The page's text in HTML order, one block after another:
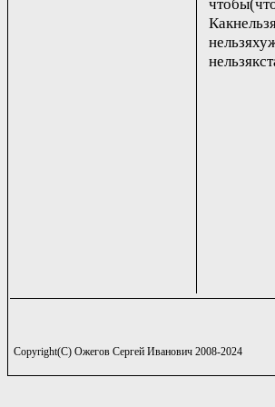
Copyright(C) Ожегов Сергей Иванович 2008-2024